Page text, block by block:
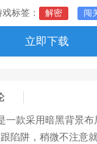
戏标签：
解密 闯
立即下载
一款采用暗黑背景
陷阱，稍微不注意